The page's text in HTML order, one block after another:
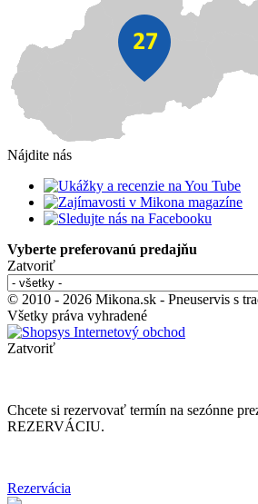
Nájdite nás
Vyberte preferovanú predajňu
Zatvoriť
© 2010 - 2026 Mikona.sk - Pneuservis s
Všetky práva vyhradené
Zatvoriť
Chcete si rezervovať termín na sezónne
REZERVÁCIU.
Rezervácia